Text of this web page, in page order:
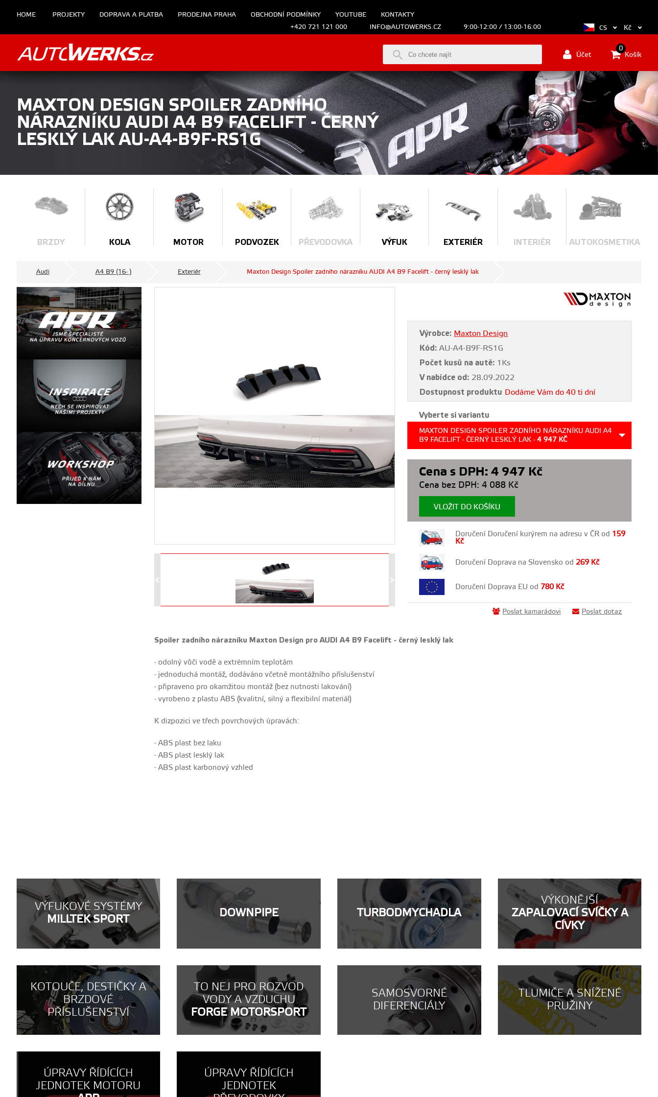
HOME PROJEKTY DOPRAVA A PLATBA PRODEJNA PRAHA OBCHODNÍ PODMÍNKY YOUTUBE
KONTAKTY
+420 721 121 000
INFO@AUTOWERKS.CZ 9:00-12:00 / 13:00-16:00 CS Kč
Účet Košík
0
MAXTON DESIGN SPOILER ZADNÍHO
NÁRAZNÍKU AUDI A4 B9 FACELIFT - ČERNÝ
LESKLÝ LAK AU-A4-B9F-RS1G
BRZDY KOLA MOTOR PODVOZEK PŘEVODOVKA VÝFUK EXTERIÉR INTERIÉR AUTOKOSMETIKA
Audi A4 B9 (16- ) Exteriér Maxton Design Spoiler zadního nárazníku AUDI A4 B9 Facelift - černý lesklý lak
Výrobce: Maxton Design
Kód: AU-A4-B9F-RS1G
Počet kusů na autě: 1Ks
V nabídce od: 28.09.2022
Dostupnost produktu Dodáme Vám do 40 ti dní
Vyberte si variantu
MAXTON DESIGN SPOILER ZADNÍHO NÁRAZNÍKU AUDI A4
B9 FACELIFT - ČERNÝ LESKLÝ LAK -4 947 KČ
Cena s DPH: 4 947 Kč
Cena bez DPH: 4 088 Kč
VLOŽIT DO KOŠÍKU
Doručení Doručení kurýrem na adresu v ČR od 159
Kč
Doručení Doprava na Slovensko od269 Kč
Doručení Doprava EU od 780 Kč
Poslat kamarádovi Poslat dotaz
Spoiler zadního nárazníku Maxton Design pro AUDI A4 B9 Facelift - černý lesklý lak
- odolný vůči vodě a extrémním teplotám
- jednoduchá montáž, dodáváno včetně montážního příslušenství
- připraveno pro okamžitou montáž (bez nutnosti lakování)
- vyrobeno z plastu ABS (kvalitní, silný a flexibilní materiál)
K dizpozici ve třech povrchových úpravách:
- ABS plast bez laku
- ABS plast lesklý lak
- ABS plast karbonový vzhled
VÝFUKOVÉ SYSTÉMY
MILLTEK SPORT
DOWNPIPE TURBODMYCHADLA
VÝKONĚJŠÍ
ZAPALOVACÍ SVÍČKY A
CÍVKY
KOTOUČE, DESTIČKY A
BRZDOVÉ
PŘÍSLUŠENSTVÍ
TO NEJ PRO ROZVOD
VODY A VZDUCHU
FORGE MOTORSPORT
SAMOSVORNÉ
DIFERENCIÁLY
TLUMIČE A SNÍŽENÉ
PRUŽINY
ÚPRAVY ŘÍDÍCÍCH
JEDNOTEK MOTORU
ÚPRAVY ŘÍDÍCÍCH
JEDNOTEK